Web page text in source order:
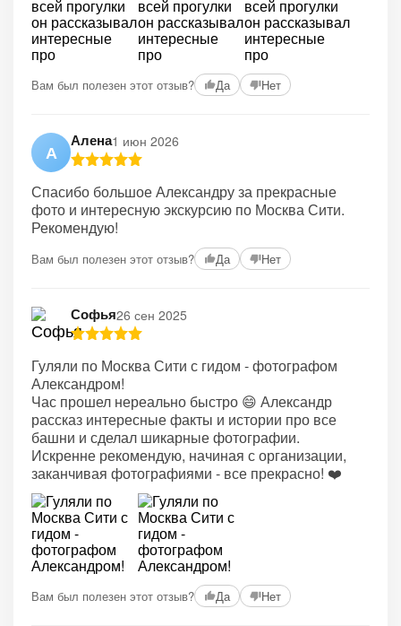
Вам был полезен этот отзыв? Да Нет
А
Алена1 июн 2026
Спасибо большое Александру за прекрасные
фото и интересную экскурсию по Москва Сити.
Рекомендую!
Вам был полезен этот отзыв? Да Нет
Софья26 сен 2025
Гуляли по Москва Сити с гидом - фотографом
Александром!
Час прошел нереально быстро 😄 Александр
рассказ интересные факты и истории про все
башни и сделал шикарные фотографии.
Искренне рекомендую, начиная с организации,
заканчивая фотографиями - все прекрасно! ❤️
Вам был полезен этот отзыв? Да Нет